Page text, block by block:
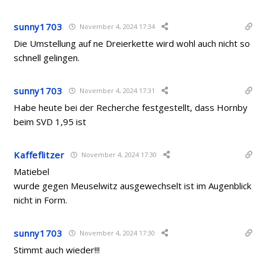
sunny1703 November 4, 2024 17:34
Die Umstellung auf ne Dreierkette wird wohl auch nicht so
schnell gelingen.
sunny1703 November 4, 2024 17:31
Habe heute bei der Recherche festgestellt, dass Hornby
beim SVD 1,95 ist
Kaffeflitzer November 4, 2024 17:30
Matiebel
wurde gegen Meuselwitz ausgewechselt ist im Augenblick
nicht in Form.
sunny1703 November 4, 2024 17:30
Stimmt auch wieder!!!